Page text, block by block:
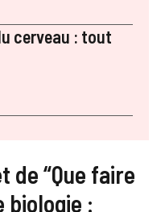
cerveau : tout
de “Que faire
biologie :